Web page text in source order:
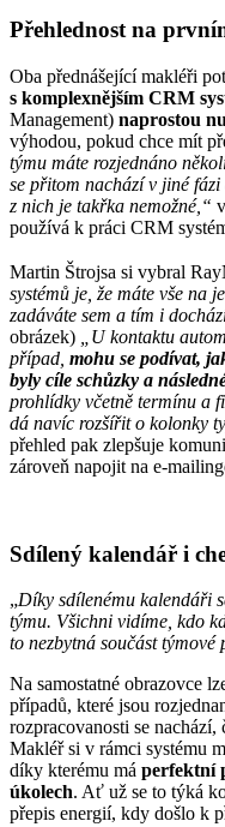
Přehlednost na
Oba přednášející makléři
s komplexnějším CRM
Management) naprostou
výhodou, pokud chce mít
týmu máte rozjednáno
se přitom nachází v jiné
z nich je takřka nemožné,“
používá k práci CRM
Martin Štrojsa si vybral
systémů je, že máte vše na
zadáváte sem a tím i
obrázek)
„U kontaktu
případ, mohu se podívat,
byly cíle schůzky a
prohlídky včetně termínu a
dá navíc rozšířit o kolonky
přehled pak zlepšuje
zároveň napojit na e-
Sdílený kalendář i
„Díky sdílenému kalendáři
týmu. Všichni vidíme, kdo
to nezbytná součást týmové
Na samostatné obrazovce
případů, které jsou
rozpracovanosti se
Makléř si v rámci systému
díky kterému má perfektní
úkolech. Ať už se to týká
přepis energií, kdy došlo k